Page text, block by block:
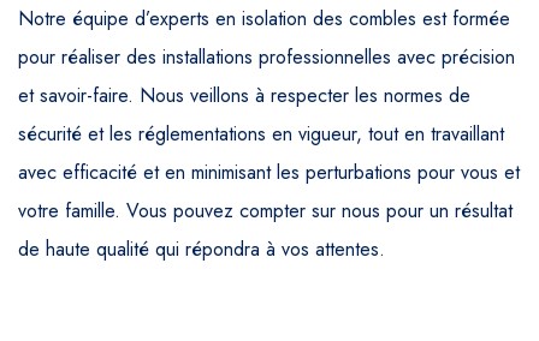
Notre équipe d’experts en isolation des combles est formée
pour réaliser des installations professionnelles avec précision
et savoir-faire. Nous veillons à respecter les normes de
sécurité et les réglementations en vigueur, tout en travaillant
avec efficacité et en minimisant les perturbations pour vous et
votre famille. Vous pouvez compter sur nous pour un résultat
de haute qualité qui répondra à vos attentes.